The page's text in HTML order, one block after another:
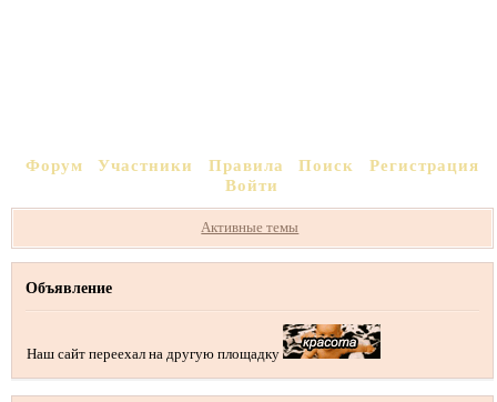
Форум Участники Правила Поиск
Регистрация
Войти
Активные темы
Объявление
Наш сайт переехал на другую площадку